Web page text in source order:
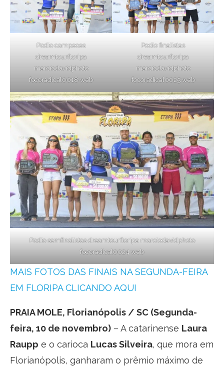
Podio campeoes
dreamtourfloripa
marciodavidphoto
focoradical0018 web
Podio finalistas
dreamtourfloripa
marciodavidphoto
focoradical0025 web
Podio semfinalistas dreamtourfloripa marciodavidphoto
focoradical0024 web
MAIS FOTOS DAS FINAIS NA SEGUNDA-FEIRA
EM FLORIPA CLICANDO AQUI
PRAIA MOLE, Florianópolis / SC (Segunda-
feira, 10 de novembro) – A catarinense Laura
Raupp e o carioca Lucas Silveira, que mora em
Florianópolis, ganharam o prêmio máximo de